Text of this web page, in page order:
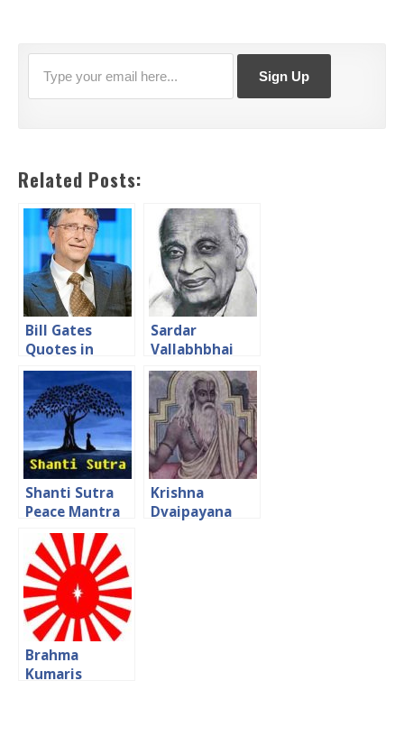
Related Posts:
Bill Gates
Quotes in
Hindi
Sardar
Vallabhbhai
Patel Quotes in
Hindi
Shanti Sutra
Peace Mantra
in Hindi शांति सूत्र
Krishna
Dvaipayana
Brahma
Kumaris